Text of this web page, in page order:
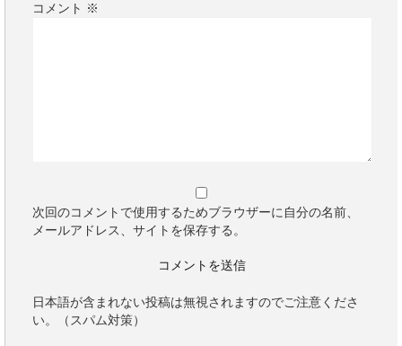
コメント ※
次回のコメントで使用するためブラウザーに自分の名前、
メールアドレス、サイトを保存する。
日本語が含まれない投稿は無視されますのでご注意くださ
い。（スパム対策）